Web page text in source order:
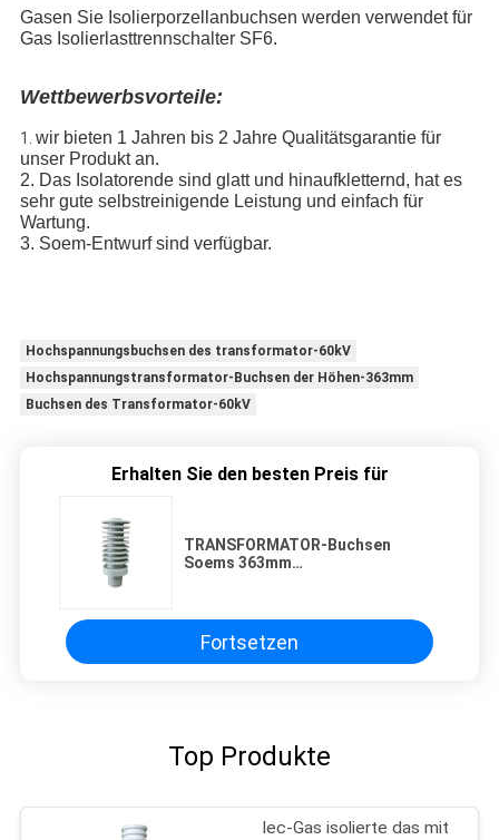
Gasen Sie Isolierporzellanbuchsen werden verwendet für
Gas Isolierlasttrennschalter SF6.
Wettbewerbsvorteile:
1. wir bieten 1 Jahren bis 2 Jahre Qualitätsgarantie für
unser Produkt an.
2. Das Isolatorende sind glatt und hinaufkletternd, hat es
sehr gute selbstreinigende Leistung und einfach für
Wartung.
3. Soem-Entwurf sind verfügbar.
Hochspannungsbuchsen des transformator-60kV
Hochspannungstransformator-Buchsen der Höhen-363mm
Buchsen des Transformator-60kV
Erhalten Sie den besten Preis für
TRANSFORMATOR-Buchsen
Soems 363mm
Fortsetzen
Top Produkte
Iec-Gas isolierte das mit